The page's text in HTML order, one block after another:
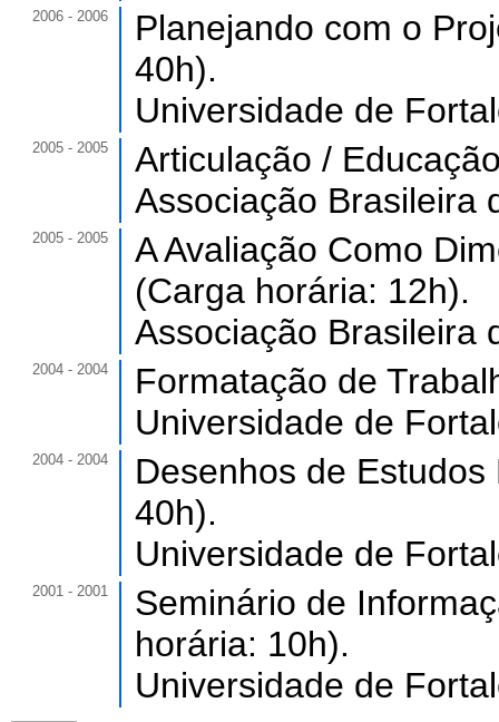
2006 - 2006
Planejando com o
40h).
Universidade de
2005 - 2005
Articulação /
Associação Brasileira
2005 - 2005
A Avaliação Como
(Carga horária: 12h).
Associação Brasileira
2004 - 2004
Formatação de
Universidade de
2004 - 2004
Desenhos de
40h).
Universidade de
2001 - 2001
Seminário de
horária: 10h).
Universidade de